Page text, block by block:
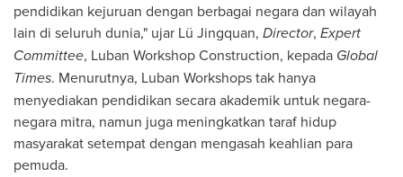
pendidikan kejuruan dengan berbagai negara dan wilayah
lain di seluruh dunia," ujar Lü Jingquan, Director, Expert
Committee, Luban Workshop Construction, kepada Global
Times. Menurutnya, Luban Workshops tak hanya
menyediakan pendidikan secara akademik untuk negara-
negara mitra, namun juga meningkatkan taraf hidup
masyarakat setempat dengan mengasah keahlian para
pemuda.